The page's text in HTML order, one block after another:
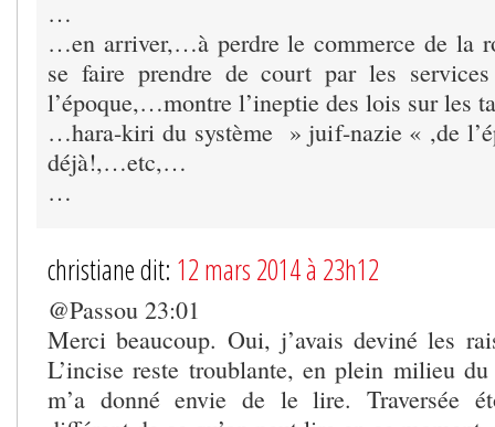
…
…en arriver,…à perdre le commerce de la
se faire prendre de court par les
l’époque,…montre l’ineptie des lois sur les
…hara-kiri du système » juif-nazie « ,de
déjà!,…etc,…
…
christiane dit: 12 mars 2014 à 23h12
@Passou 23:01
Merci beaucoup. Oui, j’avais deviné les
L’incise reste troublante, en plein milieu
m’a donné envie de le lire. Traversée